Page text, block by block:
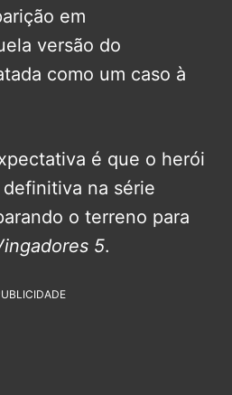
em
versão do
como um caso à
é que o herói
na série
o terreno para
5.